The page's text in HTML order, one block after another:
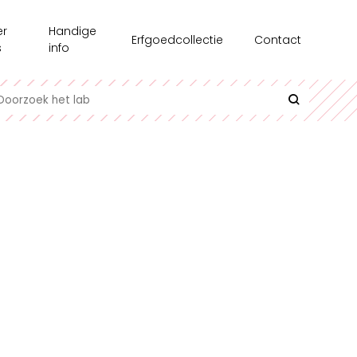
Handige
info
Recensie-exemplaren
Erfgoedcollectie Contact